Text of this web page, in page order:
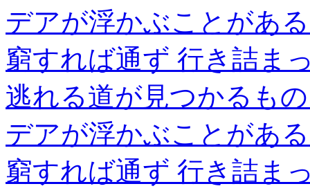
デアが浮かぶことがあ
窮すれば通ず 行き詰ま
逃れる道が見つかるも
デアが浮かぶことがあ
窮すれば通ず 行き詰ま